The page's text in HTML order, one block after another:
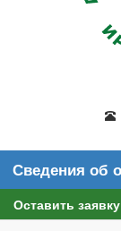
Сведения об
Оставить